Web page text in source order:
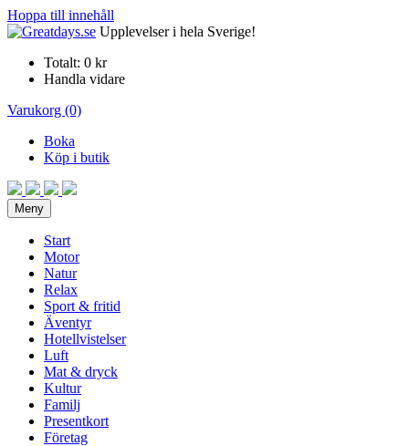
Hoppa till innehåll
Upplevelser i hela Sverige!
Totalt: 0 kr
Handla vidare
Varukorg (0)
Boka
Köp i butik
Meny
Start
Motor
Natur
Relax
Sport & fritid
Äventyr
Hotellvistelser
Luft
Mat & dryck
Kultur
Familj
Presentkort
Företag